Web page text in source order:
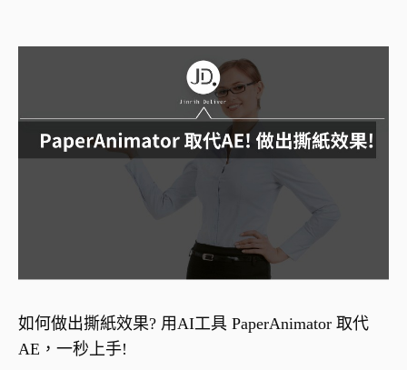
如何做出撕紙效果? 用AI工具 PaperAnimator 取代
AE，一秒上手!